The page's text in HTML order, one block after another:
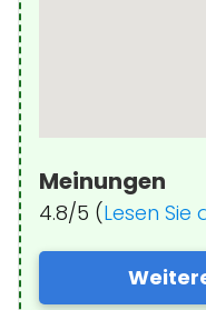
Meinungen
4.8/5 (Lesen Sie